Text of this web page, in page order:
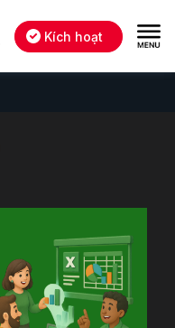
Kích hoạt